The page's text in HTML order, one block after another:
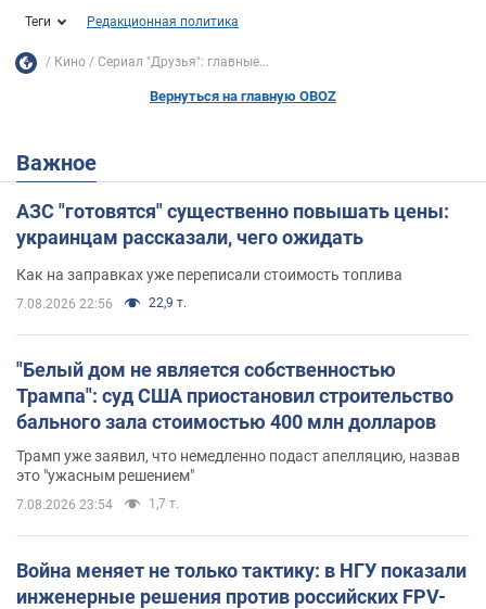
Теги Редакционная политика
Кино Сериал "Друзья": главные...
Вернуться на главную OBOZ
Важное
АЗС "готовятся" существенно повышать цены:
украинцам рассказали, чего ожидать
Как на заправках уже переписали стоимость топлива
7.08.2026 22:56 22,9 т.
"Белый дом не является собственностью
Трампа": суд США приостановил строительство
бального зала стоимостью 400 млн долларов
Трамп уже заявил, что немедленно подаст апелляцию, назвав
это "ужасным решением"
7.08.2026 23:54 1,7 т.
Война меняет не только тактику: в НГУ показали
инженерные решения против российских FPV-